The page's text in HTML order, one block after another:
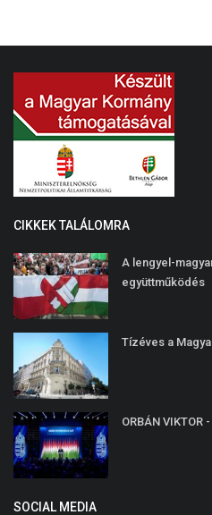
CIKKEK TALÁLOMRA
A lengyel-
együttműködés
Tízéves a
ORBÁN VIKTOR -
SOCIAL MEDIA